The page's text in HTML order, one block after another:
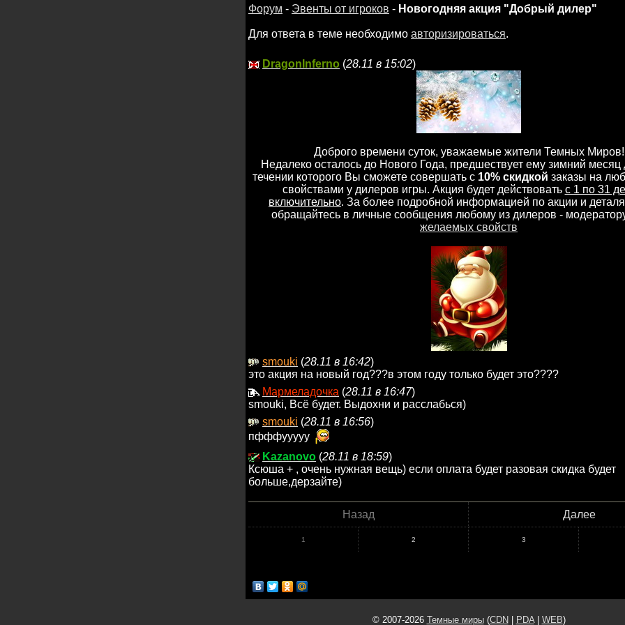
Форум - Эвенты от игроков - Новогодняя акция "Добрый дилер"
Для ответа в теме необходимо авторизироваться.
DragonInferno (28.11 в 15:02)
Доброго времени суток, уважаемые жители Темных Миров!
Недалеко осталось до Нового Года, предшествует ему зимний месяц
течении которого Вы сможете совершать с 10% скидкой заказы на
свойствами у дилеров игры. Акция будет действовать с 1 по 31
включительно. За более подробной информацией по акции и
обращайтесь в личные сообщения любому из дилеров -
желаемых свойств
smouki (28.11 в 16:42)
это акция на новый год???в этом году только будет это????
Мармеладочка (28.11 в 16:47)
smouki, Всё будет. Выдохни и расслабься)
smouki (28.11 в 16:56)
пфффууууу
Kazanovo (28.11 в 18:59)
Ксюша + , очень нужная вещь) если оплата будет разовая скидка будет
больше,дерзайте)
Назад Далее
1 2 3
© 2007-2026 Темные миры(CDN PDA| WEB)